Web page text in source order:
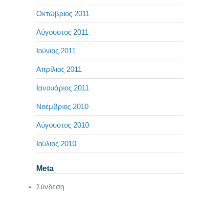
Οκτώβριος 2011
Αύγουστος 2011
Ιούνιος 2011
Απρίλιος 2011
Ιανουάριος 2011
Νοέμβριος 2010
Αύγουστος 2010
Ιούλιος 2010
Meta
Σύνδεση